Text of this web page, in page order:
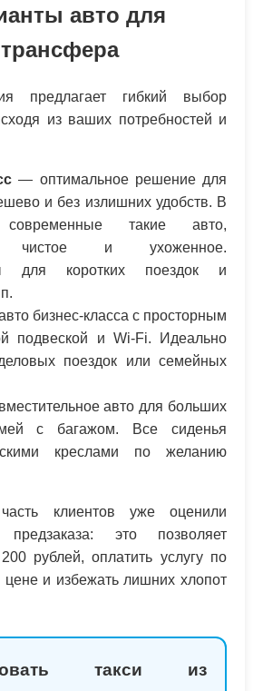
авто для
трансфера
предлагает гибкий выбор
из ваших потребностей и
— оптимальное решение для
и без излишних удобств. В
такие авто,
чистое и ухоженное.
для коротких поездок и
бизнес-класса с просторным
подвеской и Wi-Fi. Идеально
поездок или семейных
авто для больших
с багажом. Все сиденья
креслами по желанию
часть клиентов уже оценили
предзаказа: это позволяет
рублей, оплатить услугу по
и избежать лишних хлопот
такси из